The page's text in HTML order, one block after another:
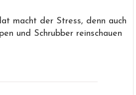
macht der Stress, denn auch
und Schrubber reinschauen